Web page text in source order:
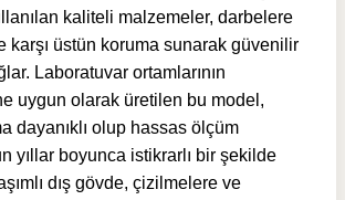
kaliteli malzemeler, darbelere
karşı üstün koruma sunarak güvenilir
Laboratuvar ortamlarının
uygun olarak üretilen bu model,
dayanıklı olup hassas ölçüm
yıllar boyunca istikrarlı bir şekilde
dış gövde, çizilmelere ve